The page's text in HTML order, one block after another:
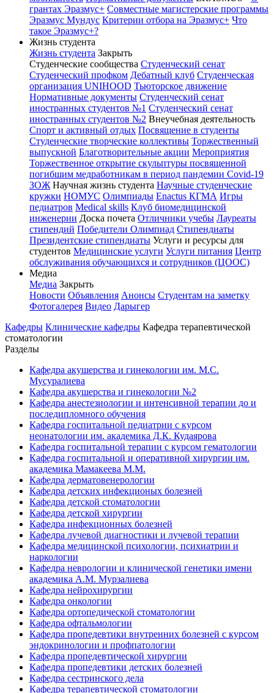
грантах Эразмус+ Совместные магистерские программы
Эразмус Мундус Критерии отбора на Эразмус+ Что
такое Эразмус+?
Жизнь студента
Жизнь студента Закрыть
Студенческие сообщества Студенческий сенат
Студенческий профком Дебатный клуб Студенческая
организация UNIHOOD Тьюторское движение
Нормативные документы Студенческий сенат
иностранных студентов №1 Студенческий сенат
иностранных студентов №2 Внеучебная деятельность
Спорт и активный отдых Посвящение в студенты
Студенческие творческие коллективы Торжественный
выпускной Благотворительные акции Мероприятия
Торжественное открытие скульптуры посвященной
погибшим медработникам в период пандемии Covid-19
ЗОЖ Научная жизнь студента Научные студенческие
кружки НОМУС Олимпиады Enactus КГМА Игры
педиатров Medical skills Клуб биомедицинской
инженерии Доска почета Отличники учебы Лауреаты
стипендий Победители Олимпиад Стипендиаты
Президентские стипендиаты Услуги и ресурсы для
студентов Медицинские услуги Услуги питания Центр
обслуживания обучающихся и сотрудников (ЦООС)
Медиа
Медиа Закрыть
Новости Объявления Анонсы Студентам на заметку
Фотогалерея Видео Дарыгер
Кафедры Клинические кафедры Кафедра терапевтической
стоматологии
Разделы
Кафедра акушерства и гинекологии им. М.С.
Мусуралиева
Кафедра акушерства и гинекологии №2
Кафедра анестезиологии и интенсивной терапии до и
последипломного обучения
Кафедра госпитальной педиатрии с курсом
неонатологии им. академика Д.К. Кудаярова
Кафедра госпитальной терапии с курсом гематологии
Кафедра госпитальной и оперативной хирургии им.
академика Мамакеева М.М.
Кафедра дерматовенерологии
Кафедра детских инфекционых болезней
Кафедра детской стоматологии
Кафедра детской хирургии
Кафедра инфекционных болезней
Кафедра лучевой диагностики и лучевой терапии
Кафедра медицинской психологии, психиатрии и
наркологии
Кафедра неврологии и клинической генетики имени
академика А.М. Мурзалиева
Кафедра нейрохирургии
Кафедра онкологии
Кафедра ортопедической стоматологии
Кафедра офтальмологии
Кафедра пропедевтики внутренних болезней с курсом
эндокринологии и профпатологии
Кафедра пропедевтической хирургии
Кафедра пропедевтики детских болезней
Кафедра сестринского дела
Кафедра терапевтической стоматологии